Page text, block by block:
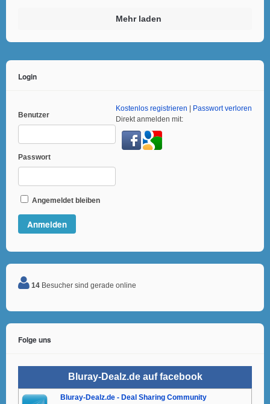
Mehr laden
Login
Benutzer
Passwort
Angemeldet bleiben
Kostenlos registrieren
Passwort verloren
Direkt anmelden mit:
14 Besucher sind gerade online
Folge uns
Bluray-Dealz.de auf facebook
Bluray-Dealz.de - Deal Sharing Community